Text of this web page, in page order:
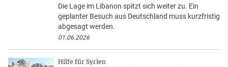
Die Lage im Libanon spitzt sich weiter zu. Ein
geplanter Besuch aus Deutschland muss kurzfristig
abgesagt werden.
01.06.2026
Hilfe für Syrien